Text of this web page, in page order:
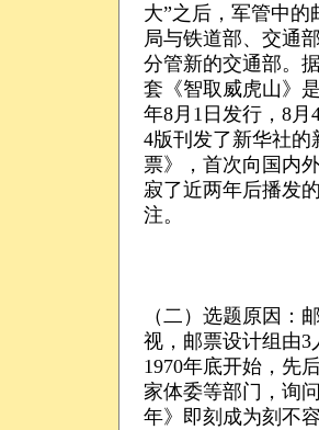
大”之后，军管中的
局与铁道部、交通
分管新的交通部。
套《智取威虎山》
年8月1日发行，8月
4版刊发了新华社的
票》，首次向国内
寂了近两年后播发
注。
（二）选题原因：
视，邮票设计组由3
1970年底开始，先
家体委等部门，询
年》即刻成为刻不